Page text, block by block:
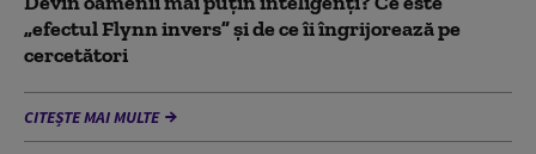
„efectul Flynn invers” și de ce îi îngrijorează pe
cercetători
CITEȘTE MAI MULTE